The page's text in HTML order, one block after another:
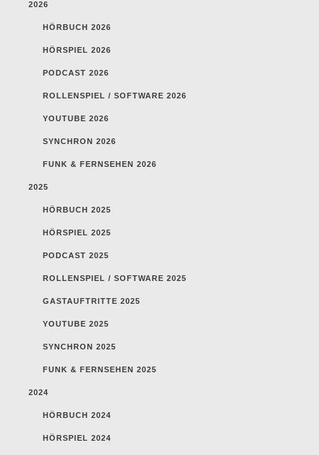
2026
HÖRBUCH 2026
HÖRSPIEL 2026
PODCAST 2026
ROLLENSPIEL / SOFTWARE 2026
YOUTUBE 2026
SYNCHRON 2026
FUNK & FERNSEHEN 2026
2025
HÖRBUCH 2025
HÖRSPIEL 2025
PODCAST 2025
ROLLENSPIEL / SOFTWARE 2025
GASTAUFTRITTE 2025
YOUTUBE 2025
SYNCHRON 2025
FUNK & FERNSEHEN 2025
2024
HÖRBUCH 2024
HÖRSPIEL 2024